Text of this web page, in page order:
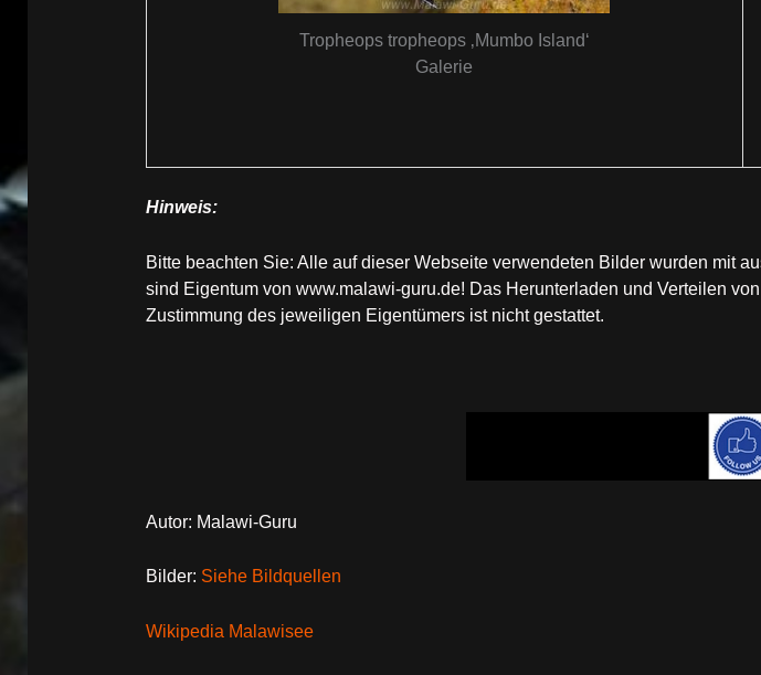
Tropheops tropheops ‚Mumbo Island‘
Galerie
Hinweis:
Bitte beachten Sie: Alle auf dieser Webseite verwendeten Bilder wurden mit
sind Eigentum von www.malawi-guru.de! Das Herunterladen und Verteilen
Zustimmung des jeweiligen Eigentümers ist nicht gestattet.
Autor: Malawi-Guru
Bilder: Siehe Bildquellen
Wikipedia Malawisee